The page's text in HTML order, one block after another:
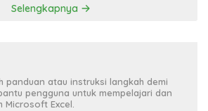
Selengkapnya
panduan atau instruksi langkah demi
pengguna untuk mempelajari dan
Excel.